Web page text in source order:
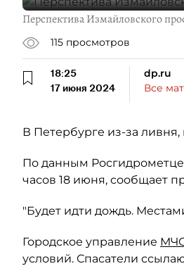
Перспектива Измайловского
115 просмотров
18:25
17 июня 2024
dp.ru
Все
В Петербурге из-за
По данным
чaсов 18 июня, сообщает
"Будет идти дождь.
Городское управление
условий. Спасатели